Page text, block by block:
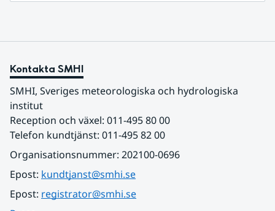
Kontakta SMHI
SMHI, Sveriges meteorologiska och hydrologiska
institut
Reception och växel: 011-495 80 00
Telefon kundtjänst: 011-495 82 00
Organisationsnummer: 202100-0696
Epost: kundtjanst@smhi.se
Epost: registrator@smhi.se